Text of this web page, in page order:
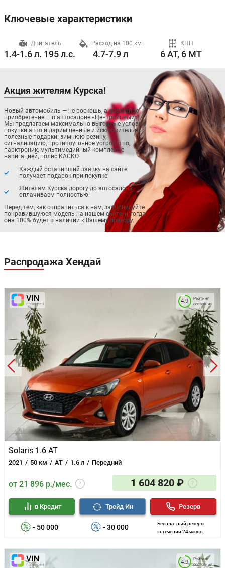
Ключевые характеристики
Двигатель
1.4-1.6 л. 195 л.с.
Расход на 100 км
4.7-7.9 л
КПП
6 AT, 6 MT
Акция жителям Курска!
Новый автомобиль — не роскошь, а доступное
приобретение — в автосалоне «Центральный»!
Мы предлагаем максимально выгодные условия
покупки авто и дарим ценные и исключительно
полезные подарки: зимнюю резину,
сигнализацию, противоугонное устройство,
парктроник, мультимедийный комплекс с
навигацией, полис КАСКО.
Каждый оставивший заявку на сайте
получает подарок при покупке!
Жителям Курска дорогу до автосалона
оплачиваем полностью!
Перед тем, как отправиться к нам, забронируйте
понравившуюся модель на нашем сайте, и тогда
она 100% будет в наличии к Вашему приезду.
Распродажа Хендай
Solaris 1.6 AT
2021 50 км AT 1.6 л Передний
Рейтинг
состояния
4.9
от 21 896 р./мес. 1 604 820 ₽
- 50 000
в Кредит
- 30 000
Трейд Ин
Бесплатный резерв
в течении 24 часов
Резерв
Рейтинг
состояния
4.9